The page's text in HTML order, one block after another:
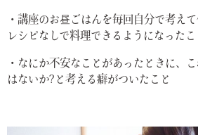
・講座のお昼ごはんを毎回自分で考え
レシピなしで料理できるようになったこ
・なにか不安なことがあったときに、
はないか?と考える癖がついたこと